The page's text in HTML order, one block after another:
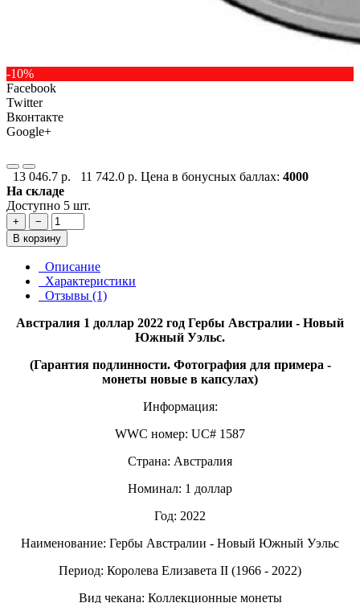
-10%
Facebook
Twitter
Вконтакте
Google+
13 046.7 р. 11 742.0 р. Цена в бонусных баллах: 4000
На складе
Доступно 5 шт.
+
−
В корзину
Описание
Характеристики
Отзывы (1)
Австралия 1 доллар 2022 год Гербы Австралии - Новый
Южный Уэльс.
(Гарантия подлинности. Фотография для примера -
монеты новые в капсулах)
Информация:
WWC номер: UC# 1587
Страна: Австралия
Номинал: 1 доллар
Год: 2022
Наименование: Гербы Австралии - Новый Южный Уэльс
Период: Королева Елизавета II (1966 - 2022)
Вид чекана: Коллекционные монеты